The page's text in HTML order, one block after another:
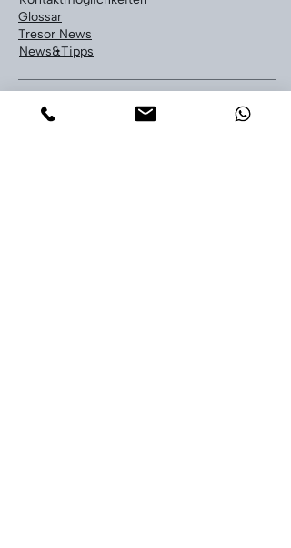
Glossar
Tresor News
News&Tipps
LEISTUNGEN